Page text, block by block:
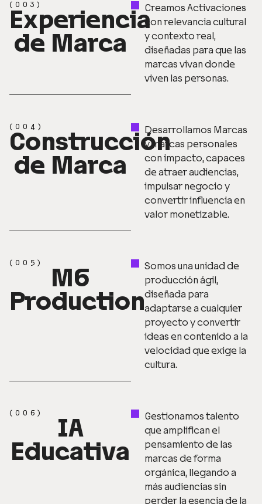
(003)
Experiencia
de Marca
Creamos Activaciones
con relevancia cultural
y contexto real,
diseñadas para que las
marcas vivan donde
viven las personas.
(004)
Construcción
de Marca
Desarrollamos Marcas
y marcas personales
con impacto, capaces
de atraer audiencias,
impulsar negocio y
convertir influencia en
valor monetizable.
(005)
M6
Production
Somos una unidad de
producción ágil,
diseñada para
adaptarse a cualquier
proyecto y convertir
ideas en contenido a la
velocidad que exige la
cultura.
(006)
IA
Educativa
Gestionamos talento
que amplifican el
pensamiento de las
marcas de forma
orgánica, llegando a
más audiencias sin
perder la esencia de la